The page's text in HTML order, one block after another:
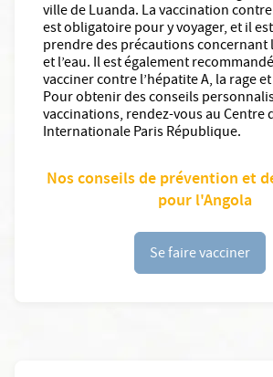
ville de Luanda. La vaccination
est obligatoire pour y voyager, et il
prendre des précautions concernant
et l’eau. Il est également
vacciner contre l’hépatite A, la rage
Pour obtenir des conseils
vaccinations, rendez-vous au Centre
Internationale Paris République.
Nos conseils de prévention et
pour l'Angola
Se faire vacciner